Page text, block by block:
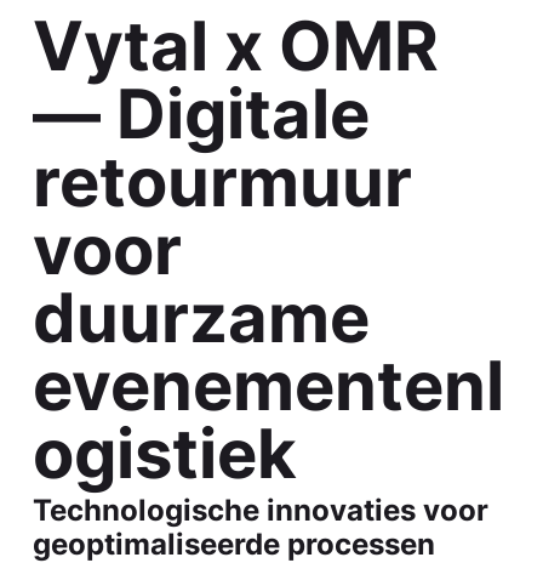
Vytal x OMR
— Digitale
retourmuur
voor
duurzame
evenementenl
ogistiek
Technologische innovaties voor
geoptimaliseerde processen